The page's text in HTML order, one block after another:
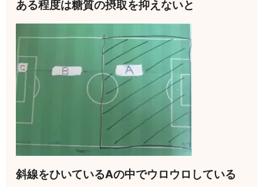
ある程度は糖質の摂取を抑えないと
斜線をひいているAの中でウロウロしている